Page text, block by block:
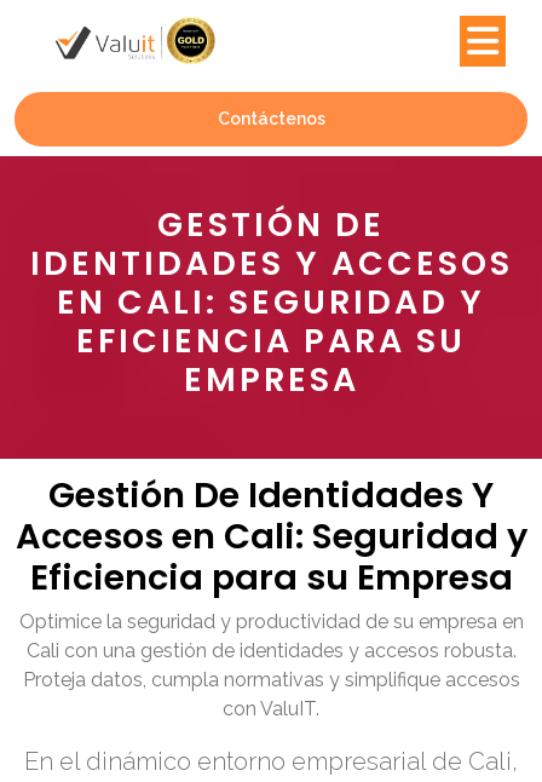
Contáctenos
GESTIÓN DE
IDENTIDADES Y ACCESOS
EN CALI: SEGURIDAD Y
EFICIENCIA PARA SU
EMPRESA
Gestión De Identidades Y
Accesos en Cali: Seguridad y
Eficiencia para su Empresa
Optimice la seguridad y productividad de su empresa en
Cali con una gestión de identidades y accesos robusta.
Proteja datos, cumpla normativas y simplifique accesos
con ValuIT.
En el dinámico entorno empresarial de Cali,